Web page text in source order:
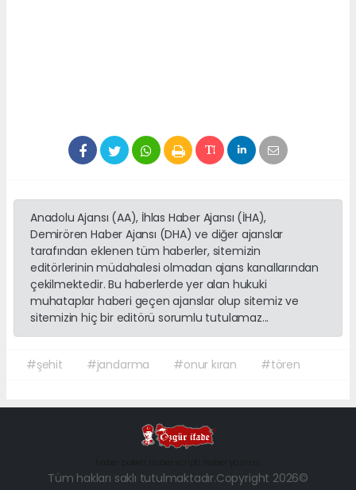
Anadolu Ajansı (AA), İhlas Haber Ajansı (İHA),
Demirören Haber Ajansı (DHA) ve diğer ajanslar
tarafından eklenen tüm haberler, sitemizin
editörlerinin müdahalesi olmadan ajans kanallarından
çekilmektedir. Bu haberlerde yer alan hukuki
muhataplar haberi geçen ajanslar olup sitemiz ve
sitemizin hiç bir editörü sorumlu tutulamaz...
#şehit #jandarma #onur kıran #tören
Tüm hakları saklı tutulmaktadır.Copyright 2026©